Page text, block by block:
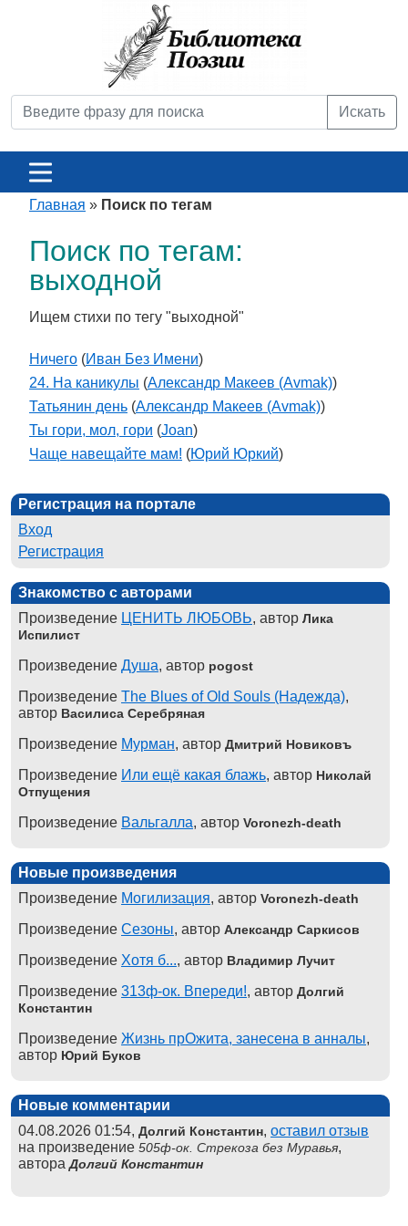
Искать
Главная » Поиск по тегам
Поиск по тегам:
выходной
Ищем стихи по тегу "выходной"
Ничего (Иван Без Имени)
24. На каникулы (Александр Макеев (Avmak))
Татьянин день (Александр Макеев (Avmak))
Ты гори, мол, гори (Joan)
Чаще навещайте мам! (Юрий Юркий)
Регистрация на портале
Вход
Регистрация
Знакомство с авторами
Произведение ЦЕНИТЬ ЛЮБОВЬ, автор Лика
Испилист
Произведение Душа, автор pogost
Произведение The Blues of Old Souls (Надежда),
автор Василиса Серебряная
Произведение Мурман, автор Дмитрий Новиковъ
Произведение Или ещё какая блажь, автор Николай
Отпущения
Произведение Вальгалла, автор Voronezh-death
Новые произведения
Произведение Могилизация, автор Voronezh-death
Произведение Сезоны, автор Александр Саркисов
Произведение Хотя б..., автор Владимир Лучит
Произведение 313ф-ок. Впереди!, автор Долгий
Константин
Произведение Жизнь прОжита, занесена в анналы,
автор Юрий Буков
Новые комментарии
04.08.2026 01:54, Долгий Константин, оставил отзыв
на произведение 505ф-ок. Стрекоза без Муравья,
автораДолгий Константин